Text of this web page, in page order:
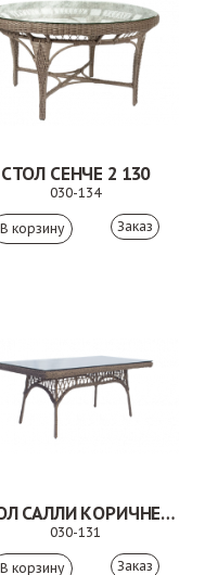
СТОЛ СЕНЧЕ 2 130
030-134
Заказ
СТОЛ САЛЛИ КОРИЧНЕВЫЙ
030-131
Заказ